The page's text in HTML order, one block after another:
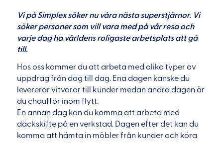
Vi på Simplex söker nu våra nästa superstjärnor. Vi
söker personer som vill vara med på vår resa och
varje dag ha världens roligaste arbetsplats att gå
till.
Hos oss kommer du att arbeta med olika typer av
uppdrag från dag till dag. Ena dagen kanske du
levererar vitvaror till kunder medan andra dagen är
du chaufför inom flytt.
En annan dag kan du komma att arbeta med
däckskifte på en verkstad. Dagen efter det kan du
komma att hämta in möbler från kunder och köra